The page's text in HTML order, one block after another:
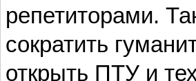
репетиторами.
сократить
открыть ПТУ и